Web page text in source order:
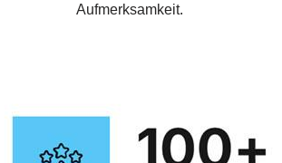
Aufmerksamkeit.